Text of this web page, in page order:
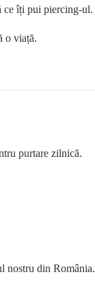
ce îți pui piercing-ul.
o viață.
purtare zilnică.
nostru din România.